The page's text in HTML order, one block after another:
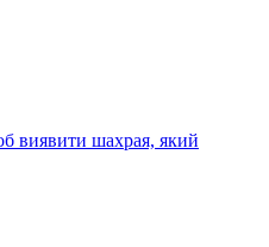
виявити шахрая, який